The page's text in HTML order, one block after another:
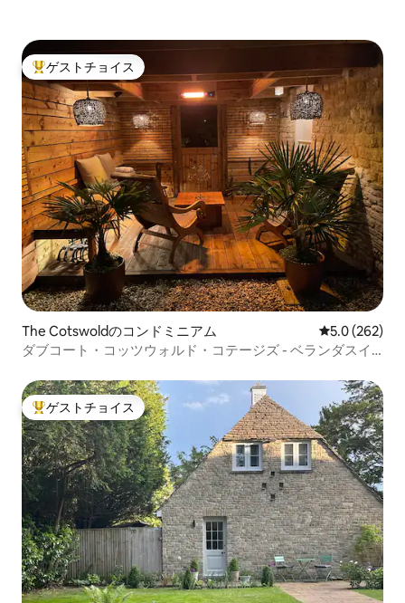
大好評のゲストチョイスです。
ゲストチョイス
The Cotswoldのコンドミニアム レビュー262
5.0 (262)
ダブコート・コッツウォルド・コテージズ - ベランダスイ
大好評のゲストチョイスです。
ゲストチョイス